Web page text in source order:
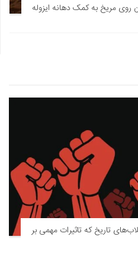
روی مریخ به کمک دهانه ایزوله
تاریخ که تاثیرات مهمی بر